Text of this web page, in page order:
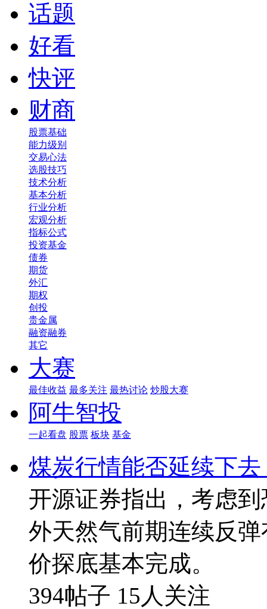
话题
好看
快评
财商
股票基础
能力级别
交易心法
选股技巧
技术分析
基本分析
行业分析
宏观分析
指标公式
投资基金
债券
期货
外汇
期权
创投
贵金属
融资融券
其它
大赛
最佳收益 最多关注 最热讨论 炒股大赛
阿牛智投
一起看盘 股票 板块 基金
煤炭行情能否延续下去
开源证券指出，考虑
外天然气前期连续反
价探底基本完成。
394帖子 15人关注